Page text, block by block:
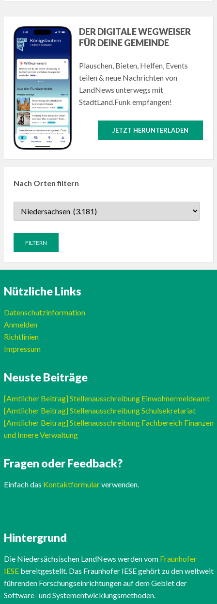
DER DIGITALE WEGWEISER
FÜR DEINE GEMEINDE
Plauschen, Bieten, Helfen, Events
teilen & neue Nachrichten von
LandNews unterwegs mit
StadtLand.Funk empfangen!
JETZT HERUNTERLADEN
Nach Orten filtern
Nützliche Links
Datenschutzinformation
Anmelden
Richtlinien
Impressum
Neuste Beiträge
[Amtlicher Beitrag] Stellenausschreibung Einwohnermeldeamt
[Amtlicher Beitrag] Stellenausschreibung Schulsekretariat
[Amtlicher Beitrag] Stellenausschreibung Fachbereich Finanzen
und Innere Verwaltung
Fragen oder Feedback?
Einfach das Kontaktformularverwenden.
Hintergrund
Die Niedersächsischen LandNews werden vom Fraunhofer
IESEbereitgestellt. Das Fraunhofer IESE gehört zu den weltweit
führenden Forschungseinrichtungen auf dem Gebiet der
Software- und Systementwicklungsmethoden.